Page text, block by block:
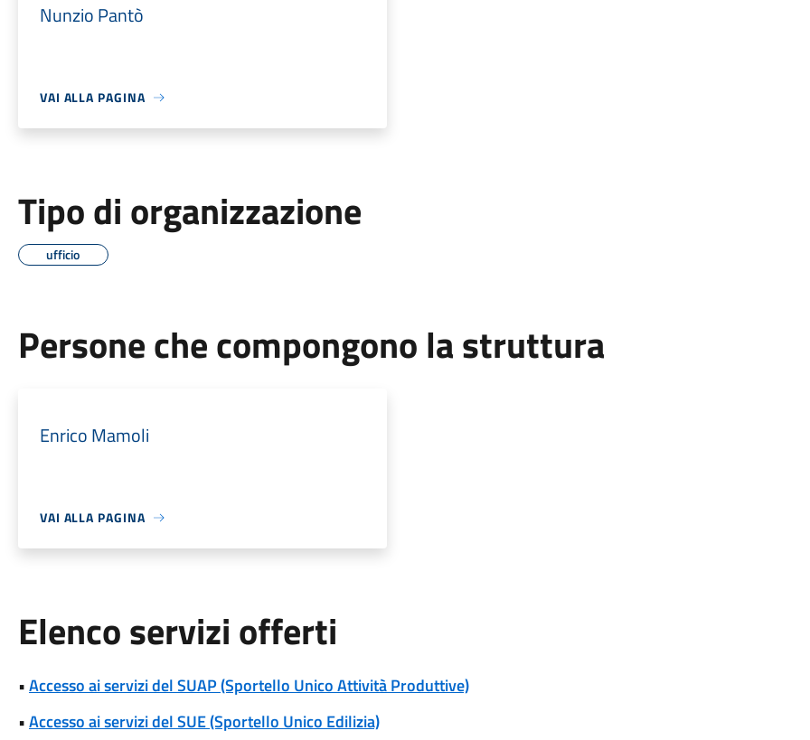
Nunzio Pantò
VAI ALLA PAGINA
Tipo di organizzazione
ufficio
Persone che compongono la struttura
Enrico Mamoli
VAI ALLA PAGINA
Elenco servizi offerti
•Accesso ai servizi del SUAP (Sportello Unico Attività Produttive)
•Accesso ai servizi del SUE (Sportello Unico Edilizia)